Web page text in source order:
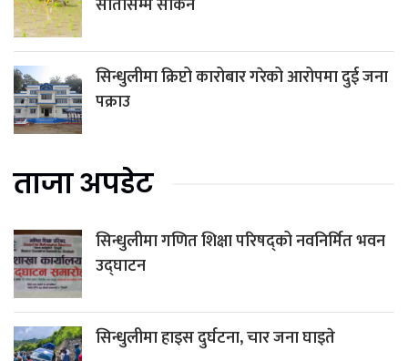
सिन्धुलीमा क्रिप्टो कारोबार गरेको आरोपमा दुई जना
पक्राउ
ताजा अपडेट
सिन्धुलीमा गणित शिक्षा परिषद्को नवनिर्मित भवन
उद्घाटन
सिन्धुलीमा हाइस दुर्घटना, चार जना घाइते